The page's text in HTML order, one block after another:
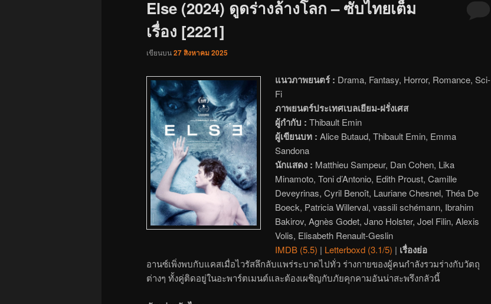
Else (2024) ดูดร่างล้างโลก – ซับไทยเต็ม
เรื่อง [2221]
เขียนบน27 สิงหาคม 2025
แนวภาพยนตร์ : Drama, Fantasy, Horror, Romance, Sci-
Fi
ภาพยนตร์ประเทศเบลเยียม-ฝรั่งเศส
ผู้กำกับ : Thibault Emin
ผู้เขียนบท : Alice Butaud, Thibault Emin, Emma
Sandona
นักแสดง : Matthieu Sampeur, Dan Cohen, Lika
Minamoto, Toni d’Antonio, Edith Proust, Camille
Deveyrinas, Cyril Benoît, Lauriane Chesnel, Théa De
Boeck, Patricia Willerval, vassili schémann, Ibrahim
Bakirov, Agnès Godet, Jano Holster, Joel Filin, Alexis
Volis, Elisabeth Renault-Geslin
IMDB (5.5) | Letterboxd (3.1/5) | เรื่องย่อ
อานซ์เพิ่งพบกับแคสเมื่อไวรัสลึกลับแพร่ระบาดไปทั่ว ร่างกายของผู้คนกำลังรวมร่างกับวัตถุ
ต่างๆ ทั้งคู่ติดอยู่ในอะพาร์ตเมนต์และต้องเผชิญกับภัยคุกคามอันน่าสะพรึงกลัวนี้